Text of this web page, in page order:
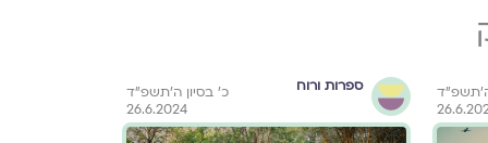
ספרות ורוח
כ׳ בסיון ה׳תשפ״ד
26.6.2024